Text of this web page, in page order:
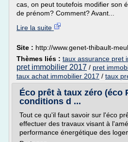
cas, on peut toutefois modifier son
de prénom? Comment? Avant...
Lire la suite
Site : http://www.genet-thibault-
Thèmes liés : taux assurance pret
pret immobilier 2017 / pret
taux achat immobilier 2017 / taux
Éco prêt à taux zéro (éco
conditions d ...
Tout ce qu'il faut savoir sur l'éco
effectuer des travaux visant à
performance énergétique des